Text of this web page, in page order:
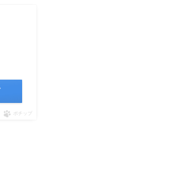
ポチップ